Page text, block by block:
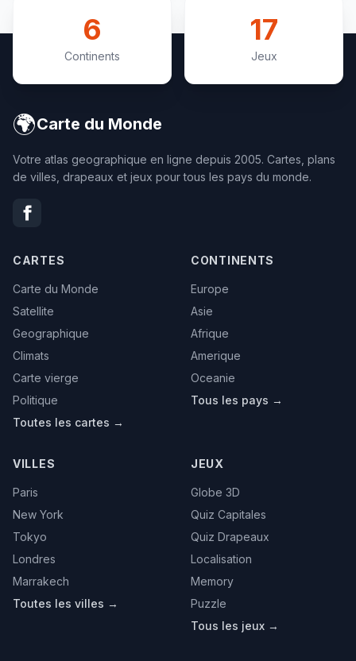
6
Continents
17
Jeux
🌍Carte du Monde
Votre atlas geographique en ligne depuis 2005. Cartes, plans
de villes, drapeaux et jeux pour tous les pays du monde.
CARTES
Carte du Monde
Satellite
Geographique
Climats
Carte vierge
Politique
Toutes les cartes →
CONTINENTS
Europe
Asie
Afrique
Amerique
Oceanie
Tous les pays →
VILLES
Paris
New York
Tokyo
Londres
Marrakech
Toutes les villes →
JEUX
Globe 3D
Quiz Capitales
Quiz Drapeaux
Localisation
Memory
Puzzle
Tous les jeux →